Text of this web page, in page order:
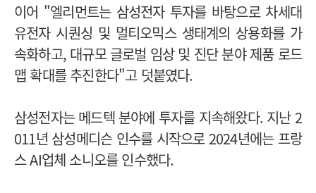
이어 "엘리먼트는 삼성전자 투자를 바탕으로 차세대
유전자 시퀀싱 및 멀티오믹스 생태계의 상용화를 가
속화하고, 대규모 글로벌 임상 및 진단 분야 제품 로드
맵 확대를 추진한다"고 덧붙였다.
삼성전자는 메드텍 분야에 투자를 지속해왔다. 지난 2
011년 삼성메디슨 인수를 시작으로 2024년에는 프랑
스 AI업체 소니오를 인수했다.